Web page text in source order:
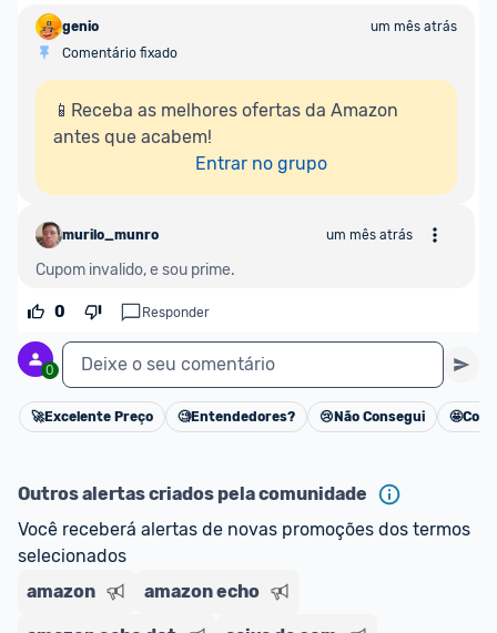
genio
um mês atrás
Comentário fixado
📱Receba as melhores ofertas da Amazon
antes que acabem!
Entrar no grupo
murilo_munro um mês atrás
Cupom invalido, e sou prime.
0 Responder
0 Deixe o seu comentário
Cancelar
🚀Excelente Preço 🧐Entendedores? 😢 Não Consegui 🤩
Outros alertas criados pela comunidade
Você receberá alertas de novas promoções dos termos
selecionados
amazon
amazon echo